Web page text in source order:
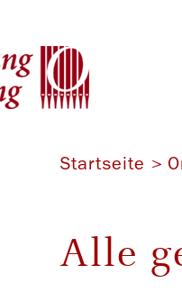
Startseite
Alle